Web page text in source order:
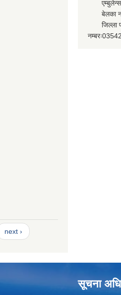
next ›
एम्बुलेन्स
बेलका
जिल्ला
सूचना